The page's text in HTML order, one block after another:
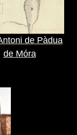
de Pàdua
de Móra